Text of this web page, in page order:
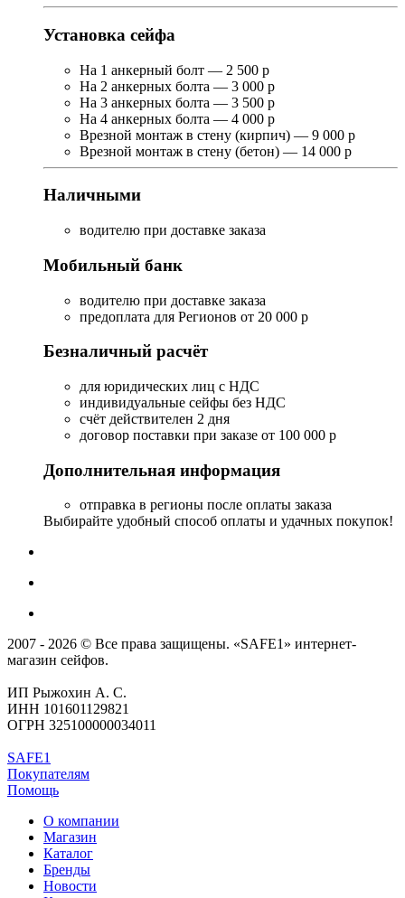
Установка сейфа
На 1 анкерный болт — 2 500 р
На 2 анкерных болта — 3 000 р
На 3 анкерных болта — 3 500 р
На 4 анкерных болта — 4 000 р
Врезной монтаж в стену (кирпич) — 9 000 р
Врезной монтаж в стену (бетон) — 14 000 р
Наличными
водителю при доставке заказа
Мобильный банк
водителю при доставке заказа
предоплата для Регионов от 20 000 р
Безналичный расчёт
для юридических лиц с НДС
индивидуальные сейфы без НДС
счёт действителен 2 дня
договор поставки при заказе от 100 000 р
Дополнительная информация
отправка в регионы после оплаты заказа
Выбирайте удобный способ оплаты и удачных покупок!
2007 - 2026 © Все права защищены. «SAFE1» интернет-
магазин сейфов.
ИП Рыжохин А. С.
ИНН 101601129821
ОГРН 325100000034011
SAFE1
Покупателям
Помощь
О компании
Магазин
Каталог
Бренды
Новости